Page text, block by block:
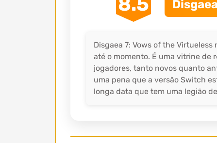
Disgaea 7: Vows of the
até o momento. É uma vitrine de
jogadores, tanto novos quanto
uma pena que a versão Switch
longa data que tem uma legião